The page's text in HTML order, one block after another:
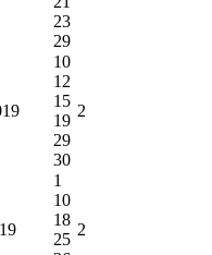
23
29
10
12
15
19
29
30
2
1
10
18
25
2